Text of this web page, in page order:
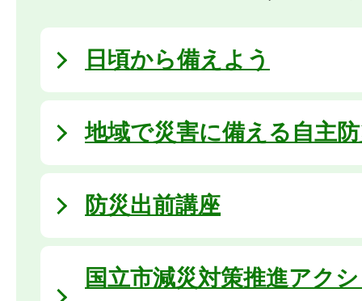
日頃から備えよう
地域で災害に備える自主
防災出前講座
国立市減災対策推進アク